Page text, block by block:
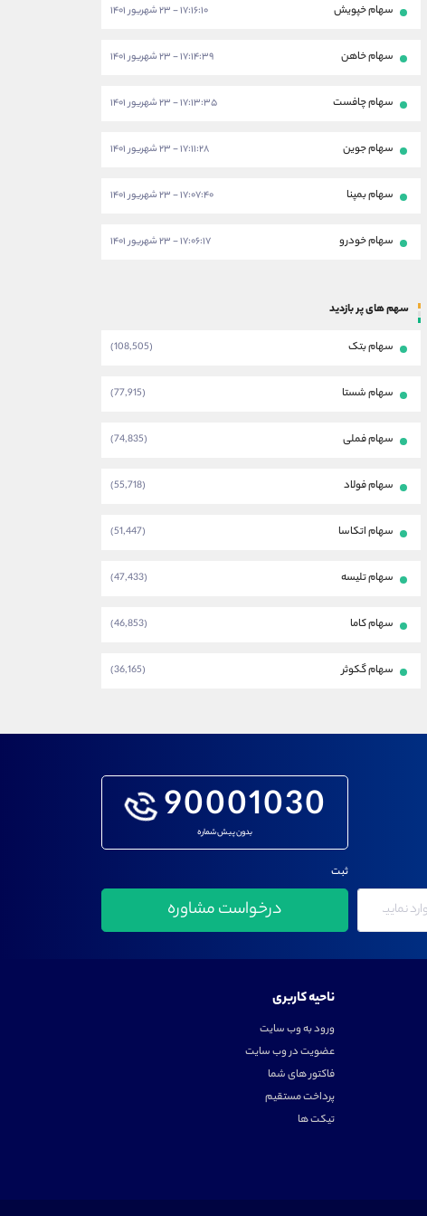
سهام خپویش ۱۷:۱۶:۱۰ - ۲۳ شهریور ۱۴۰۱
سهام خاهن ۱۷:۱۴:۳۹ - ۲۳ شهریور ۱۴۰۱
سهام چافست ۱۷:۱۳:۳۵ - ۲۳ شهریور ۱۴۰۱
سهام جوین ۱۷:۱۱:۲۸ - ۲۳ شهریور ۱۴۰۱
سهام بمپنا ۱۷:۰۷:۴۰ - ۲۳ شهریور ۱۴۰۱
سهام خودرو ۱۷:۰۶:۱۷ - ۲۳ شهریور ۱۴۰۱
سهم های پر بازدید
سهام بتک (108,505)
سهام شستا (77,915)
سهام فملی (74,835)
سهام فولاد (55,718)
سهام اتکاسا (51,447)
سهام تلیسه (47,433)
سهام کاما (46,853)
سهام گکوثر (36,165)
90001030
بدون پیش شماره
ثبت
ناحیه کاربری
ورود به وب سایت
عضویت در وب سایت
فاکتور های شما
پرداخت مستقیم
تیکت ها